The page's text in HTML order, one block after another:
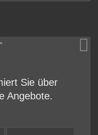
Sie über
Angebote.